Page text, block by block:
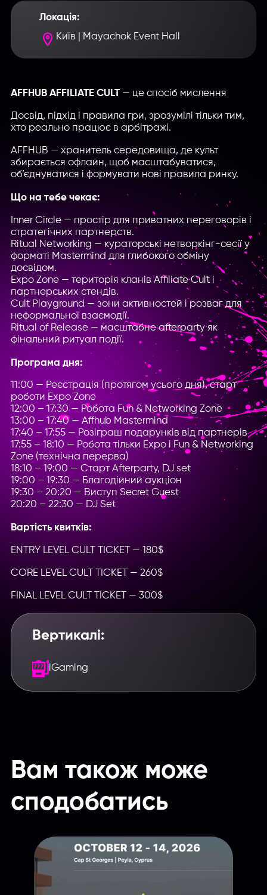
Локація:
Київ | Mayachok Event Hall
AFFHUB AFFILIATE CULT— це спосіб мислення
Досвід, підхід і правила гри, зрозумілі тільки тим,
хто реально працює в арбітражі.
AFFHUB — хранитель середовища, де культ
збирається офлайн, щоб масштабуватися,
об’єднуватися і формувати нові правила ринку.
Що на тебе чекає:
Inner Circle — простір для приватних переговорів і
стратегічних партнерств.
Ritual Networking — кураторські нетворкінг-сесії у
форматі Mastermind для глибокого обміну
досвідом.
Expo Zone — територія кланів Affiliate Cult і
партнерських стендів.
Cult Playground — зони активностей і розваг для
неформальної взаємодії.
Ritual of Release — масштабне afterparty як
фінальний ритуал події.
Програма дня:
11:00 — Реєстрація (протягом усього дня), старт
роботи Expo Zone
12:00 – 17:30 — Робота Fun & Networking Zone
13:00 – 17:40 — Affhub Mastermind
17:40 – 17:55 — Розіграш подарунків від партнерів
17:55 – 18:10 — Робота тільки Expo і Fun & Networking
Zone (технічна перерва)
18:10 – 19:00 — Старт Afterparty, DJ set
19:00 – 19:30 — Благодійний аукціон
19:30 – 20:20 — Виступ Secret Guest
20:20 – 22:30 — DJ Set
Вартість квитків:
ENTRY LEVEL CULT TICKET — 180$
CORE LEVEL CULT TICKET — 260$
FINAL LEVEL CULT TICKET — 300$
Вертикалі:
iGaming
Вам також може
сподобатись